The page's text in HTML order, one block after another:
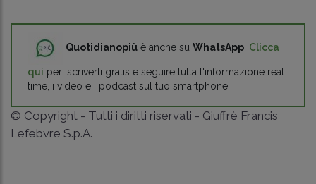
Quotidianopiù è anche su WhatsApp! Clicca
qui per iscriverti gratis e seguire tutta l'informazione real
time, i video e i podcast sul tuo smartphone.
© Copyright - Tutti i diritti riservati - Giuffrè Francis
Lefebvre S.p.A.